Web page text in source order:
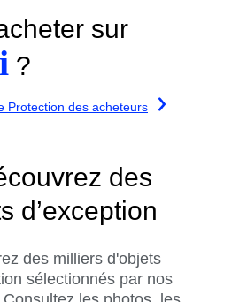
sur
?
Protection des acheteurs
des
d’exception
des milliers d'objets
sélectionnés par nos